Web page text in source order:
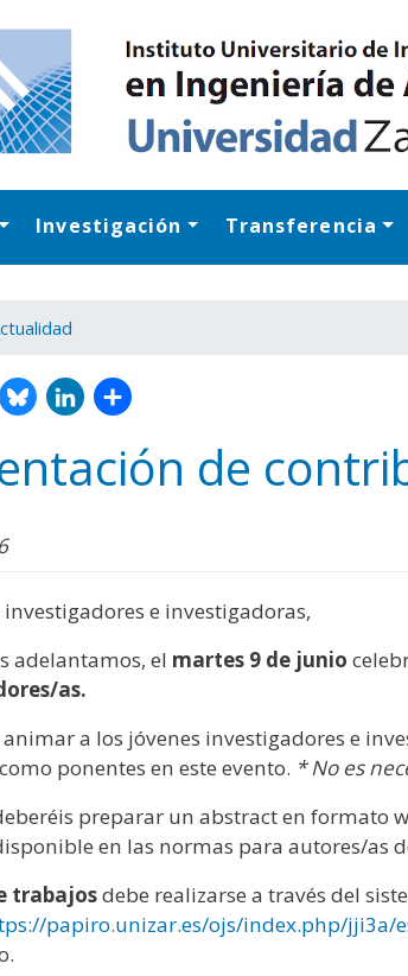
Investigación Transferencia
de
e investigadoras,
adelantamos, el martes 9 de junio
as.
a los jóvenes investigadores e
ponentes en este evento. * No es
preparar un abstract en formato
en las normas para autores/as
trabajosdebe realizarse a través del
papiro.unizar.es/ojs/index.php/jji3a/